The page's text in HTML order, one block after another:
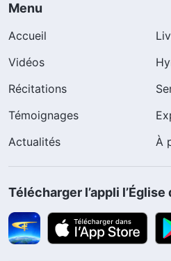
Menu
Accueil
Vidéos
Récitations
Témoignages
Actualités
À
Télécharger l’appli